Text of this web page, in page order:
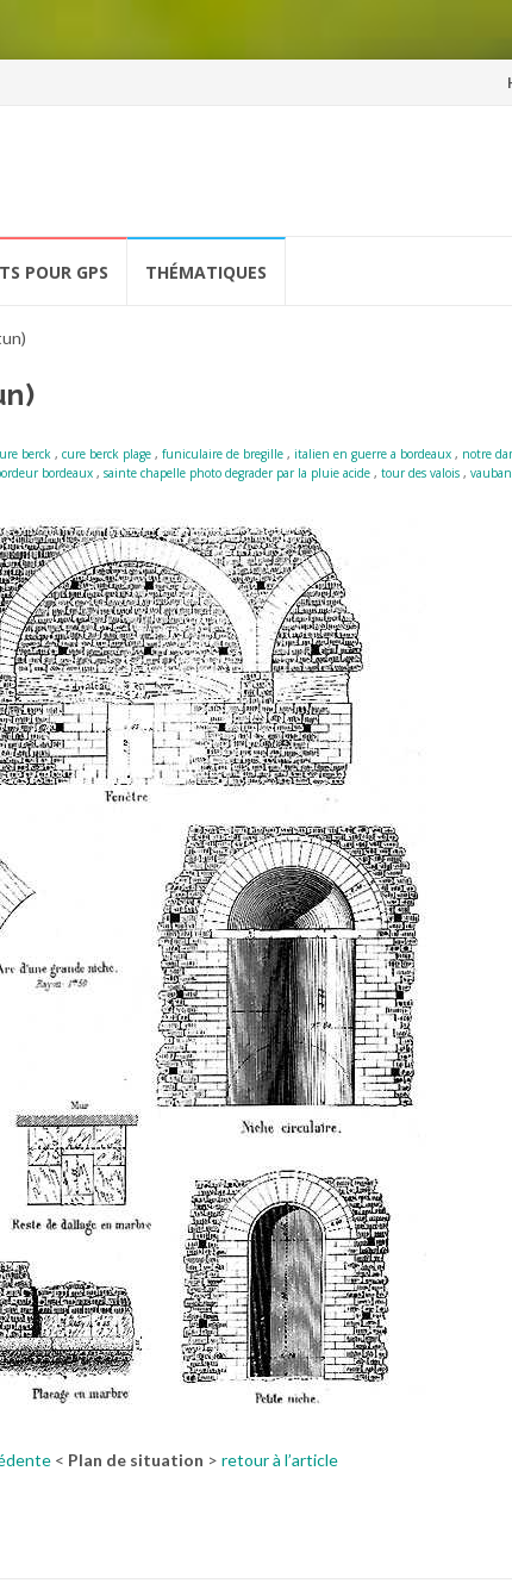
POUR GPS THÉMATIQUES
berck , cure berck plage , funiculaire de bregille , italien en guerre a bordeaux , notre
bordeaux , sainte chapelle photo degrader par la pluie acide , tour des valois ,
< Plan de situation > retour à l’article